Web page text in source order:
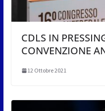
CDLS IN
CONVENZIONE
12 Ottobre 2021